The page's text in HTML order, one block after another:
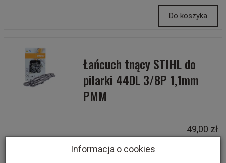
Do koszyka
Łańcuch tnący STIHL do
pilarki 44DL 3/8P 1,1mm
PMM
49,00 zł
Informacja o cookies